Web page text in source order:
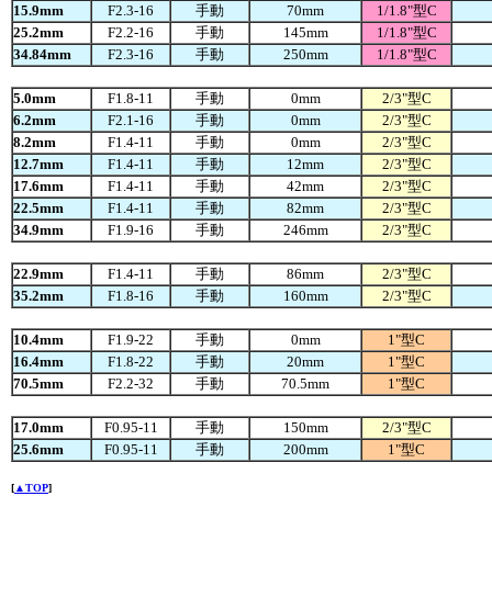
15.9mm
F2.3-16 手動 70mm 1/1.8"型C
25.2mm
F2.2-16 手動 145mm 1/1.8"型C
34.84mm
F2.3-16 手動 250mm 1/1.8"型C
5.0mm F1.8-11 手動 0mm
2/3"型C
6.2mm
F2.1-16 手動 0mm
2/3"型C
8.2mm
F1.4-11 手動 0mm
2/3"型C
12.7mm
F1.4-11 手動 12mm
2/3"型C
17.6mm
F1.4-11 手動 42mm
2/3"型C
22.5mm
F1.4-11 手動 82mm
2/3"型C
34.9mm
F1.9-16 手動 246mm 2/3"型C
22.9mm F1.4-11 手動 86mm
2/3"型C
35.2mm
F1.8-16 手動 160mm 2/3"型C
10.4mm F1.9-22 手動 0mm 1"型C
16.4mm
F1.8-22 手動 20mm 1"型C
70.5mm
F2.2-32 手動 70.5mm 1"型C
17.0mm F0.95-11 手動 150mm
2/3"型C
25.6mm
F0.95-11 手動 200mm 1"型C
[▲TOP]